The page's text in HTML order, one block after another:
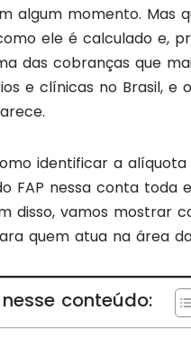
algum momento. Mas
ele é calculado e,
das cobranças que
e clínicas no Brasil, e
identificar a
FAP nessa conta toda
disso, vamos mostrar
quem atua na área
conteúdo: